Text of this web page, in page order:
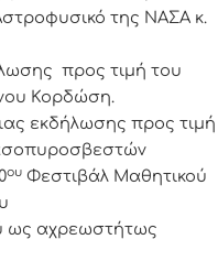
της ΝΑΣΑ κ.
προς τιμή του
Κορδώση.
εκδήλωσης προς τιμή
ου Φεστιβάλ Μαθητικού
ως αχρεωστήτως